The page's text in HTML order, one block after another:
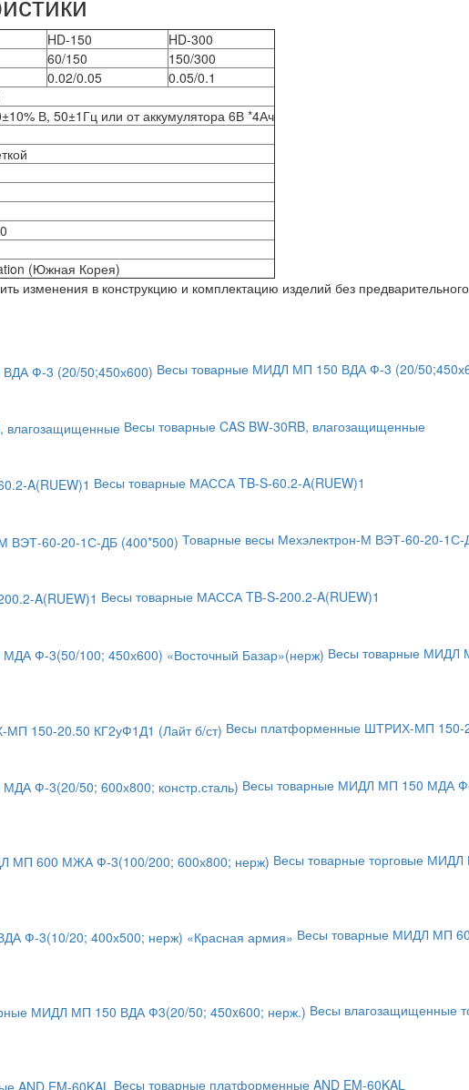
HD-150
HD-300
60/150
150/300
0.02/0.05
0.05/0.1
В, 50±1Гц или от аккумулятора 6В *4Ач
(Южная Корея)
изменения в конструкцию и комплектацию изделий без
Весы товарные МИДЛ МП 150 ВДА Ф-3 (20/
Весы товарные CAS BW-30RB, влагозащищенные
Весы товарные МАССА TB-S-60.2-A(RUEW)1
Товарные весы Мехэлектрон-М ВЭТ-60-20-1С-
Весы товарные МАССА TB-S-200.2-A(RUEW)1
Весы товарные МИДЛ
Весы платформенные ШТРИХ-МП 150-
Весы товарные МИДЛ МП 150 МДА Ф-
Весы товарные торговые
Весы товарные МИДЛ МП
Весы влагозащищенные
Весы товарные платформенные AND EM-60KAL